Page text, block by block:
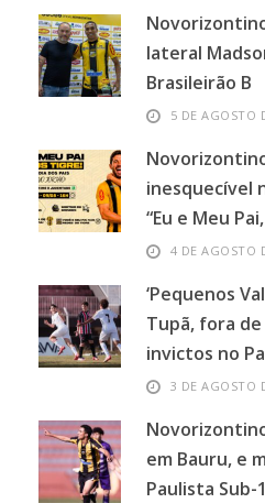
lateral
Brasileirão B
5 DE AGOSTO
inesquecível
“Eu e Meu
4 DE AGOSTO
‘Pequenos
Tupã, fora de
invictos no
3 DE AGOSTO
em Bauru, e
Paulista Sub-